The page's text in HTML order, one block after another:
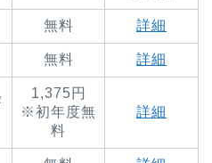
無料 詳細
無料 詳細
1,375円
※初年度無
料
詳細